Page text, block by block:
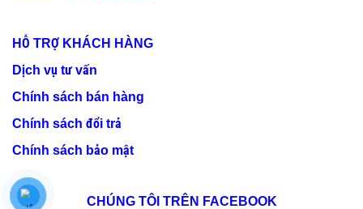
HỖ TRỢ KHÁCH HÀNG
Dịch vụ tư vấn
Chính sách bán hàng
Chính sách đổi trả
Chính sách bảo mật
CHÚNG TÔI TRÊN FACEBOOK